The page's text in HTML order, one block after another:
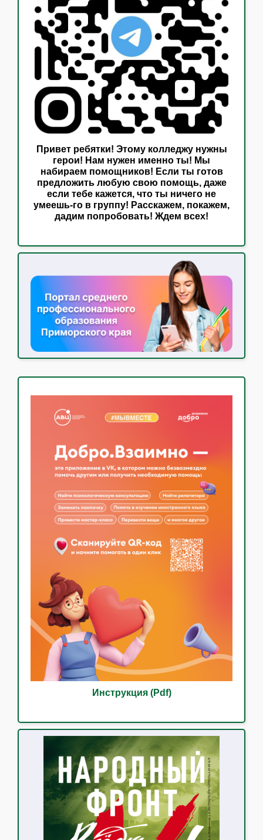
Привет ребятки! Этому колледжу нужны
герои! Нам нужен именно ты! Мы
набираем помощников! Если ты готов
предложить любую свою помощь, даже
если тебе кажется, что ты ничего не
умеешь-го в группу! Расскажем, покажем,
дадим попробовать! Ждем всех!
Инструкция (Pdf)